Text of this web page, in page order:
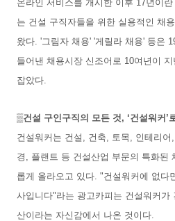
온라인 서비스를 개시한 이후 17년이
는 건설 구직자들을 위한 실용적인 채
왔다. '그림자 채용' '게릴라 채용' 등은
들어낸 채용시장 신조어로 10여년이
잡았다.
▒건설 구인구직의 모든 것, ‘건설워커’
건설워커는 건설, 건축, 토목, 인테리
경, 플랜트 등 건설산업 부문의 특화된
롭게 올라오고 있다. "건설워커에 없다
사입니다"라는 광고카피는 건설워커가
산이라는 자신감에서 나온 것이다.